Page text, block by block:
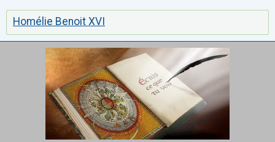
Homélie Benoit XVI